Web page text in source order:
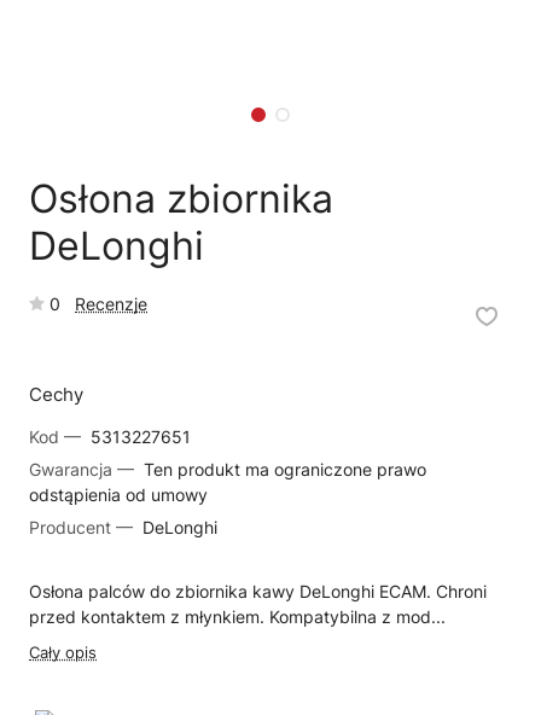
Osłona zbiornika
DeLonghi
0 Recenzje
Cechy
Kod — 5313227651
Gwarancja — Ten produkt ma ograniczone prawo
odstąpienia od umowy
Producent — DeLonghi
Osłona palców do zbiornika kawy DeLonghi ECAM. Chroni
przed kontaktem z młynkiem. Kompatybilna z mod...
Cały opis